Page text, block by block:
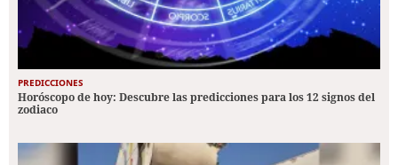
PREDICCIONES
Horóscopo de hoy: Descubre las predicciones para los 12 signos del
zodiaco